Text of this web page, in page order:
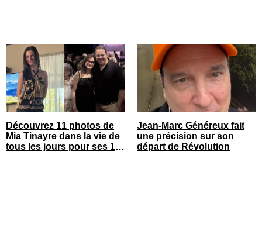
Découvrez 11 photos de
Mia Tinayre dans la vie de
tous les jours pour ses 18
Jean-Marc Généreux fait
une précision sur son
départ de Révolution